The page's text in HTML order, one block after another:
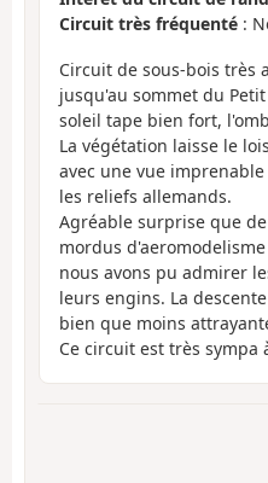
Circuit très fréquenté :
Circuit de sous-bois très
jusqu'au sommet du
soleil tape bien fort,
La végétation laisse le
avec une vue
les reliefs allemands.
Agréable surprise que
mordus
nous avons pu admirer
leurs engins. La
bien que moins
Ce circuit est très sympa